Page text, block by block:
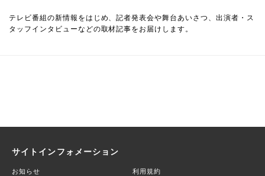
テレビ番組の新情報をはじめ、記者発表会や舞台あいさつ、出演者・ス
タッフインタビューなどの取材記事をお届けします。
サイトインフォメーション
お知らせ 利用規約